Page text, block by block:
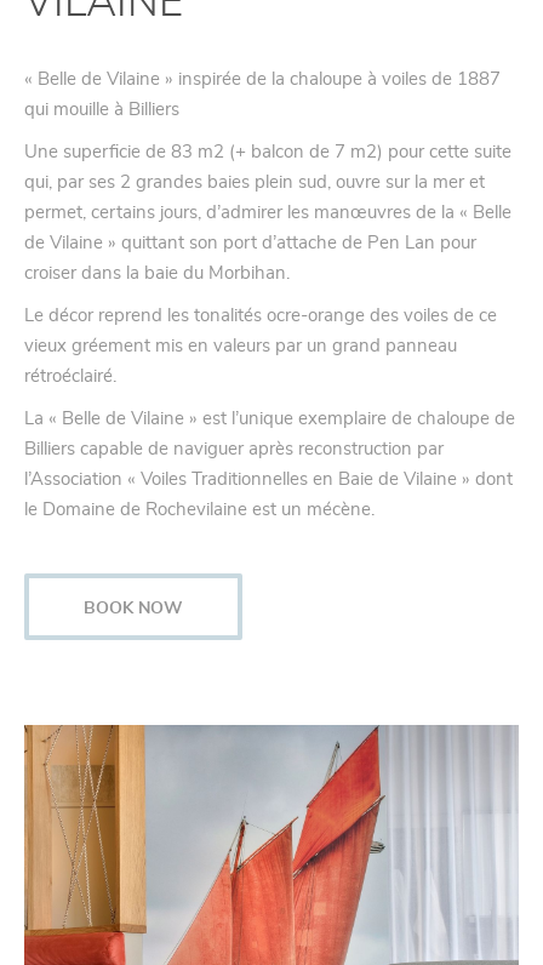
« Belle de Vilaine » inspirée de la chaloupe à voiles de 1887
qui mouille à Billiers
Une superficie de 83 m2 (+ balcon de 7 m2) pour cette suite
qui, par ses 2 grandes baies plein sud, ouvre sur la mer et
permet, certains jours, d’admirer les manœuvres de la « Belle
de Vilaine » quittant son port d’attache de Pen Lan pour
croiser dans la baie du Morbihan.
Le décor reprend les tonalités ocre-orange des voiles de ce
vieux gréement mis en valeurs par un grand panneau
rétroéclairé.
La « Belle de Vilaine » est l’unique exemplaire de chaloupe de
Billiers capable de naviguer après reconstruction par
l’Association « Voiles Traditionnelles en Baie de Vilaine » dont
le Domaine de Rochevilaine est un mécène.
BOOK NOW